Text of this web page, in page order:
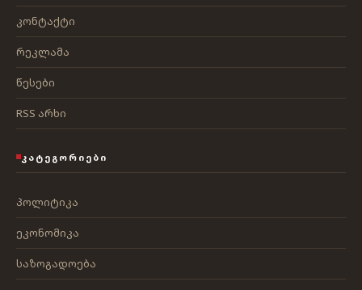
კონტაქტი
რეკლამა
წესები
RSS არხი
ᲙᲐᲢᲔᲒᲝᲠᲘᲔᲑᲘ
პოლიტიკა
ეკონომიკა
საზოგადოება